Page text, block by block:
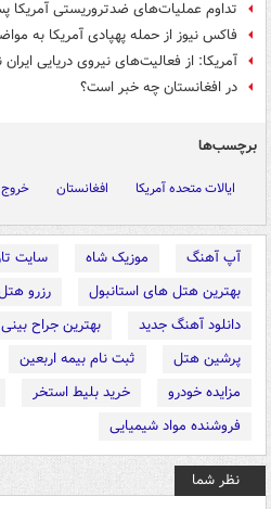
تداوم عملیات‌های ضدتروریستی آمریکا
فاکس نیوز از حمله پهپادی آمریکا به
آمریکا: از فعالیت‌های نیروی دریایی
در افغانستان چه خبر است؟
برچسب‌ها
ایالات متحده آمریکا افغانستان خروج
آپ آهنگ موزیک شاه
سایت
بهترین هتل های استانبول
رزرو
دانلود آهنگ جدید
بهترین جراح
پرشین هتل
ثبت نام بیمه اربعین
مزایده خودرو
خرید بلیط استخر
فروشنده مواد شیمیایی
نظر شما